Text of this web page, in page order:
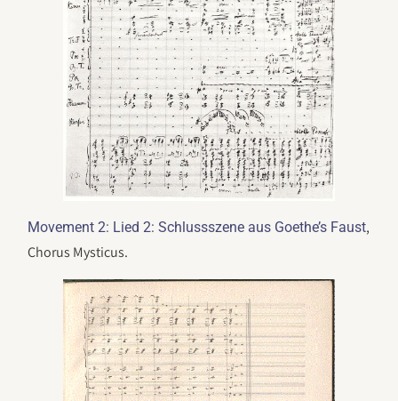
Movement 2: Lied 2: Schlussszene aus Goethe’s Faust,
Chorus Mysticus.